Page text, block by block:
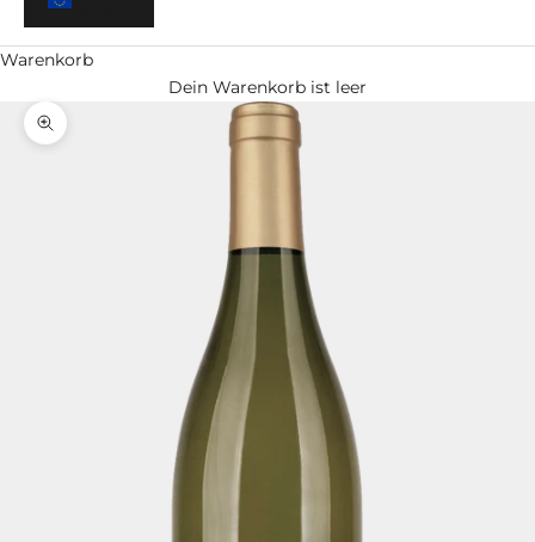
Warenkorb
Dein Warenkorb ist leer
Bild vergrößern